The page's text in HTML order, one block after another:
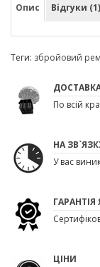
Опис Відгуки (1)
Теги: збройовий
По всій
НА
У вас
ГАРАНТІЯ
ЦІНИ